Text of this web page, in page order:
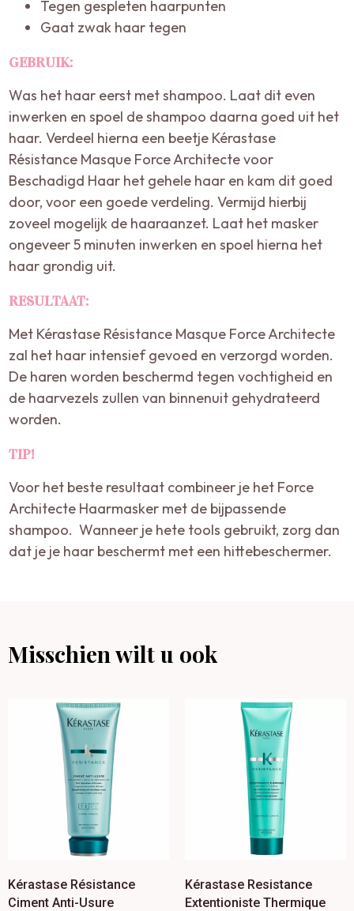
Tegen gespleten haarpunten
Gaat zwak haar tegen
GEBRUIK:
Was het haar eerst met shampoo. Laat dit even
inwerken en spoel de shampoo daarna goed uit het
haar. Verdeel hierna een beetje Kérastase
Résistance Masque Force Architecte voor
Beschadigd Haar het gehele haar en kam dit goed
door, voor een goede verdeling. Vermijd hierbij
zoveel mogelijk de haaraanzet. Laat het masker
ongeveer 5 minuten inwerken en spoel hierna het
haar grondig uit.
RESULTAAT:
Met Kérastase Résistance Masque Force Architecte
zal het haar intensief gevoed en verzorgd worden.
De haren worden beschermd tegen vochtigheid en
de haarvezels zullen van binnenuit gehydrateerd
worden.
TIP!
Voor het beste resultaat combineer je het Force
Architecte Haarmasker met de bijpassende
shampoo. Wanneer je hete tools gebruikt, zorg dan
dat je je haar beschermt met een hittebeschermer.
Misschien wilt u ook
Kérastase Résistance
Ciment Anti-Usure
Kérastase Resistance
Extentioniste Thermique